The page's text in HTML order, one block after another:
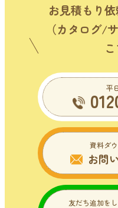
お見積もり
（カタログ/
平
資料ダ
お問
友だち追加を